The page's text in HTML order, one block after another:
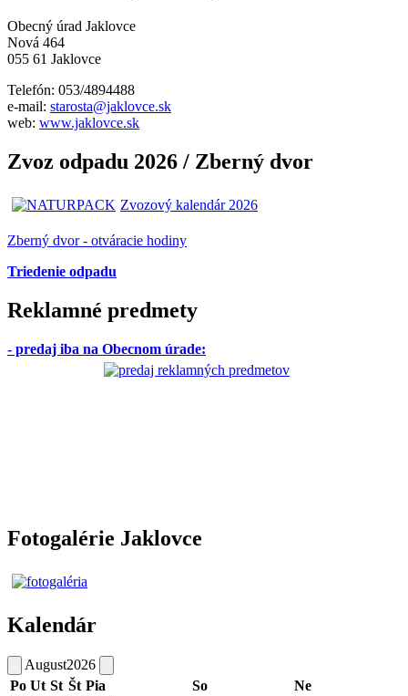
Obecný úrad Jaklovce
Nová 464
055 61 Jaklovce
Telefón: 053/4894488
e-mail: starosta@jaklovce.sk
web: www.jaklovce.sk
Zvoz odpadu 2026 / Zberný dvor
Zvozový kalendár 2026
Zberný dvor - otváracie hodiny
Triedenie odpadu
Reklamné predmety
- predaj iba na Obecnom úrade:
Fotogalérie Jaklovce
Kalendár
August2026
Po Ut St Št Pia So
Ne